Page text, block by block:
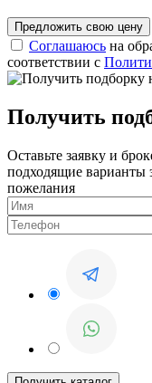
Соглашаюсь на
соответствии с
Получить
Оставьте заявку и
подходящие
пожелания